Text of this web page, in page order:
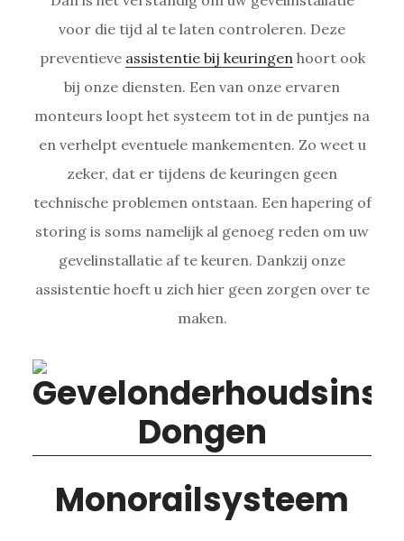
voor die tijd al te laten controleren. Deze
preventieve assistentie bij keuringen hoort ook
bij onze diensten. Een van onze ervaren
monteurs loopt het systeem tot in de puntjes na
en verhelpt eventuele mankementen. Zo weet u
zeker, dat er tijdens de keuringen geen
technische problemen ontstaan. Een hapering of
storing is soms namelijk al genoeg reden om uw
gevelinstallatie af te keuren. Dankzij onze
assistentie hoeft u zich hier geen zorgen over te
maken.
Monorailsysteem